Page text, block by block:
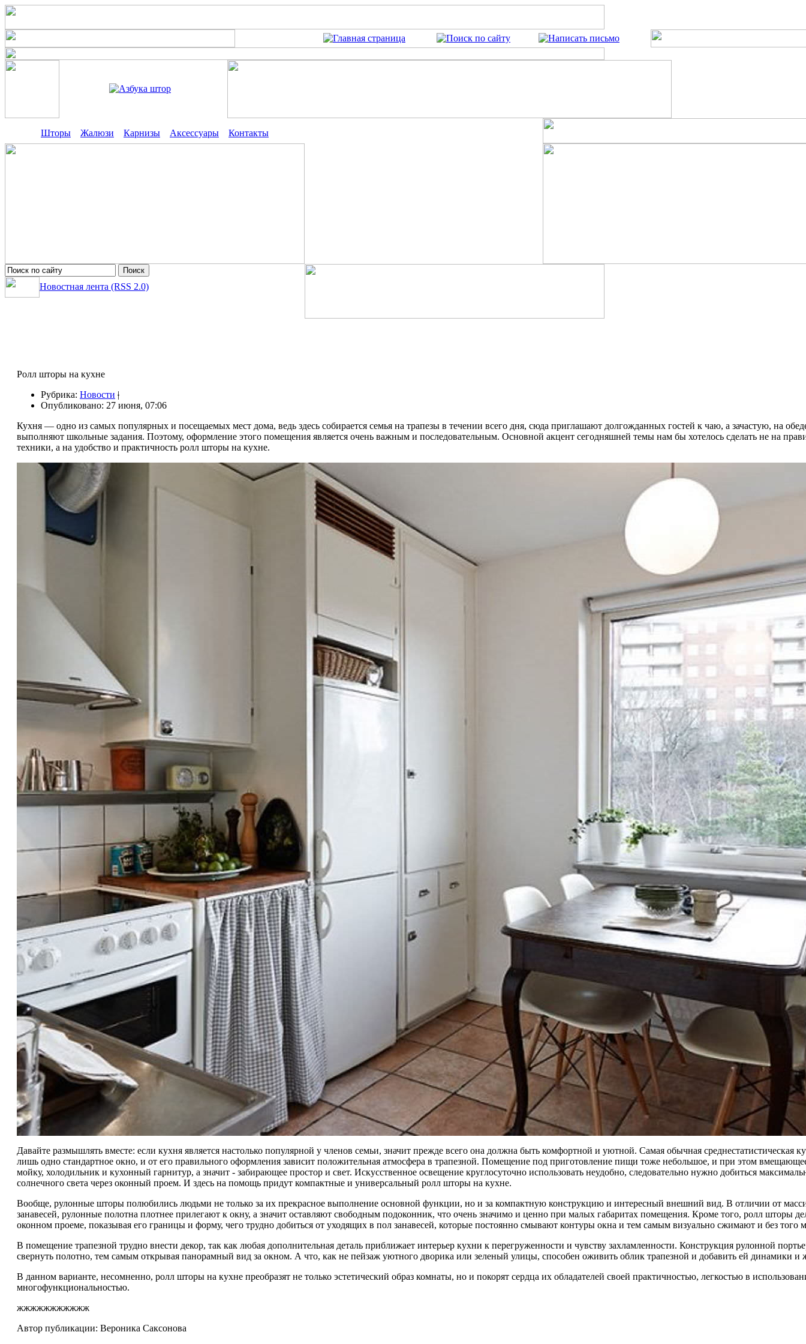
Шторы Жалюзи Карнизы Аксессуары Контакты
Новостная лента (RSS 2.0)
Ролл шторы на кухне
Рубрика: Новости |
Опубликовано: 27 июня, 07:06
Кухня — одно из самых популярных и посещаемых мест дома, ведь здесь собирается семья на трапезы в течении всего дня, сюда приглашают долгожданных гостей к чаю, а зачастую, на
выполняют школьные задания. Поэтому, оформление этого помещения является очень важным и последовательным. Основной акцент сегодняшней темы нам бы хотелось сделать не на
техники, а на удобство и практичность ролл шторы на кухне.
Давайте размышлять вместе: если кухня является настолько популярной у членов семьи, значит прежде всего она должна быть комфортной и уютной. Самая обычная среднестатистическая
лишь одно стандартное окно, и от его правильного оформления зависит положительная атмосфера в трапезной. Помещение под приготовление пищи тоже небольшое, и при этом
мойку, холодильник и кухонный гарнитур, а значит - забирающее простор и свет. Искусственное освещение круглосуточно использовать неудобно, следовательно нужно добиться
солнечного света через оконный проем. И здесь на помощь придут компактные и универсальный ролл шторы на кухне.
Вообще, рулонные шторы полюбились людьми не только за их прекрасное выполнение основной функции, но и за компактную конструкцию и интересный внешний вид. В отличии от
занавесей, рулонные полотна плотнее прилегают к окну, а значит оставляют свободным подоконник, что очень значимо и ценно при малых габаритах помещения. Кроме того, ролл шторы
оконном проеме, показывая его границы и форму, чего трудно добиться от уходящих в пол занавесей, которые постоянно смывают контуры окна и тем самым визуально сжимают и без того
В помещение трапезной трудно внести декор, так как любая дополнительная деталь приближает интерьер кухни к перегруженности и чувству захламленности. Конструкция рулонной
свернуть полотно, тем самым открывая панорамный вид за окном. А что, как не пейзаж уютного дворика или зеленый улицы, способен оживить облик трапезной и добавить ей динамики и
В данном варианте, несомненно, ролл шторы на кухне преобразят не только эстетический образ комнаты, но и покорят сердца их обладателей своей практичностью, легкостью в
многофункциональностью.
жжжжжжжжжжж
Автор публикации: Вероника Саксонова